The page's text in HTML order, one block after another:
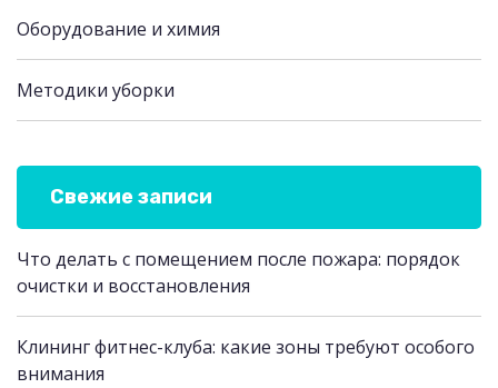
Оборудование и химия
Методики уборки
Свежие записи
Что делать с помещением после пожара: порядок
очистки и восстановления
Клининг фитнес-клуба: какие зоны требуют особого
внимания